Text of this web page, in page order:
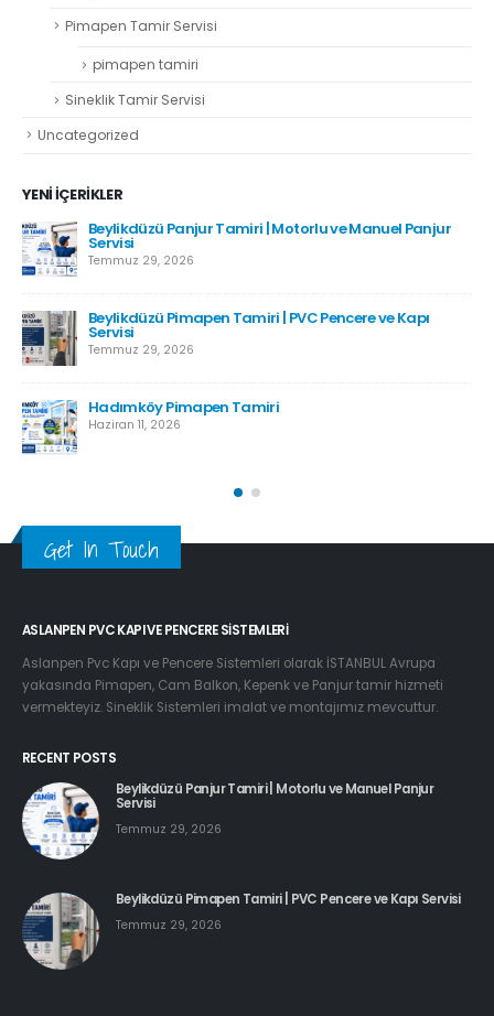
Pimapen Tamir Servisi
pimapen tamiri
Sineklik Tamir Servisi
Uncategorized
YENI İÇERIKLER
Beylikdüzü Panjur Tamiri | Motorlu ve Manuel Panjur
Servisi
Temmuz 29, 2026
Beylikdüzü Pimapen Tamiri | PVC Pencere ve Kapı
Servisi
Temmuz 29, 2026
Hadımköy Pimapen Tamiri
Haziran 11, 2026
Get In Touch
ASLANPEN PVC KAPI VE PENCERE SISTEMLERI
Aslanpen Pvc Kapı ve Pencere Sistemleri olarak İSTANBUL Avrupa
yakasında Pimapen, Cam Balkon, Kepenk ve Panjur tamir hizmeti
vermekteyiz. Sineklik Sistemleri imalat ve montajımız mevcuttur.
RECENT POSTS
Beylikdüzü Panjur Tamiri | Motorlu ve Manuel Panjur
Servisi
Temmuz 29, 2026
Beylikdüzü Pimapen Tamiri | PVC Pencere ve Kapı Servisi
Temmuz 29, 2026